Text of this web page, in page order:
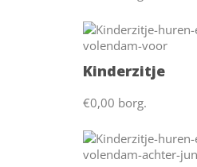
Kinderzitje
€0,00 borg.